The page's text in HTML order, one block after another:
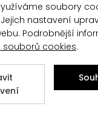
Ceresit Flexibilní
spárovací hmota
Aquastatic
soubory
nastavení
Podrobnější
cookies.